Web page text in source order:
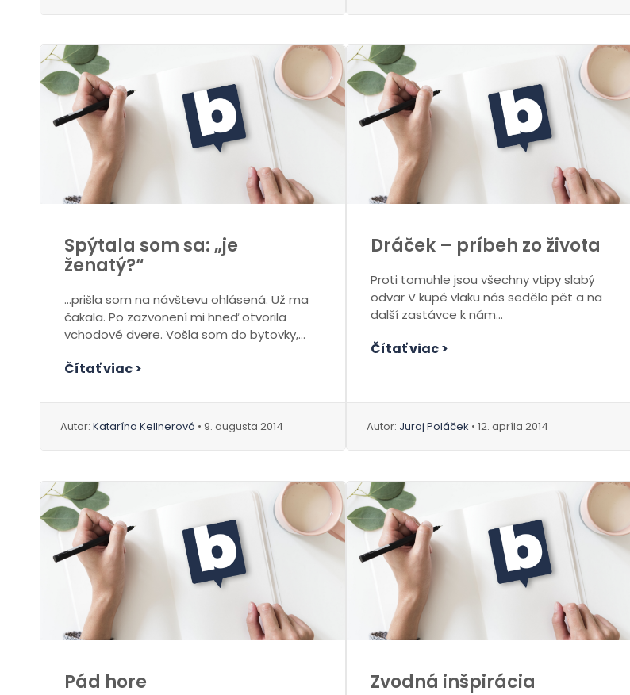
Spýtala som sa: „je
ženatý?“
…prišla som na návštevu ohlásená. Už ma
čakala. Po zazvonení mi hneď otvorila
vchodové dvere. Vošla som do bytovky,...
Čítať viac >
Autor: Katarína Kellnerová • 9. augusta 2014
Dráček – príbeh zo života
Proti tomuhle jsou všechny vtipy slabý
odvar V kupé vlaku nás sedělo pět a na
další zastávce k nám...
Čítať viac >
Autor: Juraj Poláček • 12. apríla 2014
Pád hore Zvodná inšpirácia